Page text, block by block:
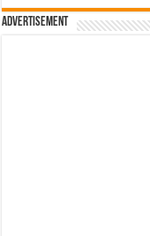
Advertisement